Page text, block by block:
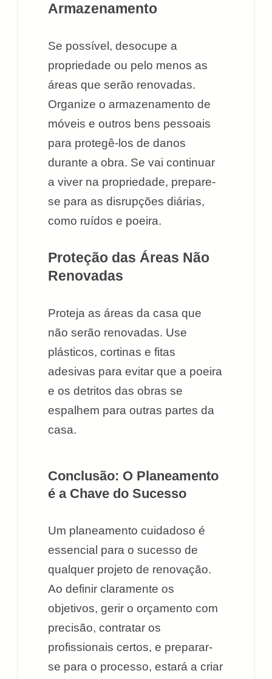
Armazenamento
Se possível, desocupe a
propriedade ou pelo menos as
áreas que serão renovadas.
Organize o armazenamento de
móveis e outros bens pessoais
para protegê-los de danos
durante a obra. Se vai continuar
a viver na propriedade, prepare-
se para as disrupções diárias,
como ruídos e poeira.
Proteção das Áreas Não
Renovadas
Proteja as áreas da casa que
não serão renovadas. Use
plásticos, cortinas e fitas
adesivas para evitar que a poeira
e os detritos das obras se
espalhem para outras partes da
casa.
Conclusão: O Planeamento
é a Chave do Sucesso
Um planeamento cuidadoso é
essencial para o sucesso de
qualquer projeto de renovação.
Ao definir claramente os
objetivos, gerir o orçamento com
precisão, contratar os
profissionais certos, e preparar-
se para o processo, estará a criar